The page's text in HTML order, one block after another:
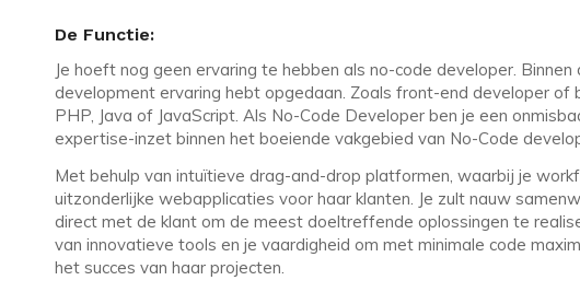
De Functie:
Je hoeft nog geen ervaring te hebben als no-code developer.
development ervaring hebt opgedaan. Zoals front-end developer of
PHP, Java of JavaScript. Als No-Code Developer ben je een
expertise-inzet binnen het boeiende vakgebied van No-Code
Met behulp van intuïtieve drag-and-drop platformen, waarbij je
uitzonderlijke webapplicaties voor haar klanten. Je zult nauw
direct met de klant om de meest doeltreffende oplossingen te
van innovatieve tools en je vaardigheid om met minimale code
het succes van haar projecten.